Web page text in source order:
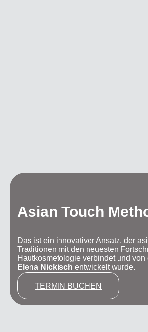
Asian Touch
Das ist ein innovativer Ansatz, der
Traditionen mit den neuesten
Hautkosmetologie verbindet und von
Elena Nickisch entwickelt wurde.
TERMIN BUCHEN